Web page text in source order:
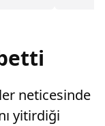
neticesinde
yitirdiği